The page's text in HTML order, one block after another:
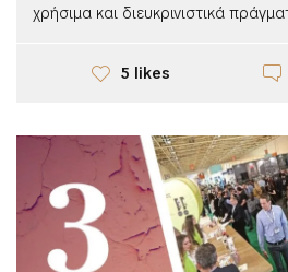
χρήσιμα και διευκρινιστικά
5 likes